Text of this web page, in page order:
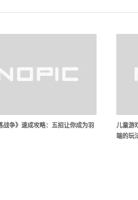
战争》速成攻略：五招让你成为羽
儿童游
端的玩